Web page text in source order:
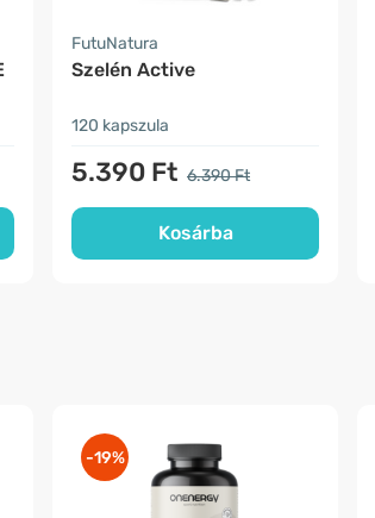
FutuNatura
Szelén Active
120 kapszula
5.390 Ft 6.390 Ft
Kosárba
-19%